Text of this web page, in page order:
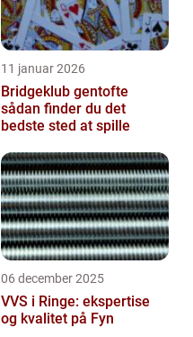
11 januar 2026
Bridgeklub gentofte
sådan finder du det
bedste sted at spille
06 december 2025
VVS i Ringe: ekspertise
og kvalitet på Fyn